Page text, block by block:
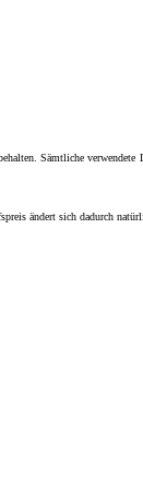
Sämtliche
ändert sich dadurch